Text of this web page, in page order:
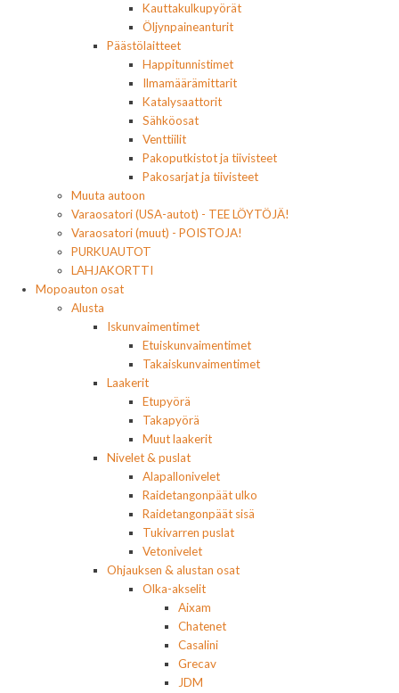
Kauttakulkupyörät
Öljynpaineanturit
Päästölaitteet
Happitunnistimet
Ilmamäärämittarit
Katalysaattorit
Sähköosat
Venttiilit
Pakoputkistot ja tiivisteet
Pakosarjat ja tiivisteet
Muuta autoon
Varaosatori (USA-autot) - TEE LÖYTÖJÄ!
Varaosatori (muut) - POISTOJA!
PURKUAUTOT
LAHJAKORTTI
Mopoauton osat
Alusta
Iskunvaimentimet
Etuiskunvaimentimet
Takaiskunvaimentimet
Laakerit
Etupyörä
Takapyörä
Muut laakerit
Nivelet & puslat
Alapallonivelet
Raidetangonpäät ulko
Raidetangonpäät sisä
Tukivarren puslat
Vetonivelet
Ohjauksen & alustan osat
Olka-akselit
Aixam
Chatenet
Casalini
Grecav
JDM